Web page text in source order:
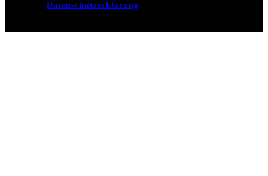
Datenschutzerklärung